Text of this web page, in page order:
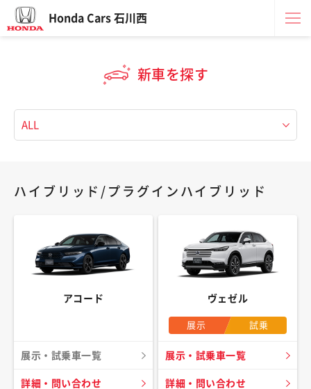
Honda Cars 石川西
新車を探す
ハイブリッド/プラグインハイブリッド
アコード
展示・試乗車一覧
詳細・問い合わせ
ヴェゼル
展示 試乗
展示・試乗車一覧
詳細・問い合わせ